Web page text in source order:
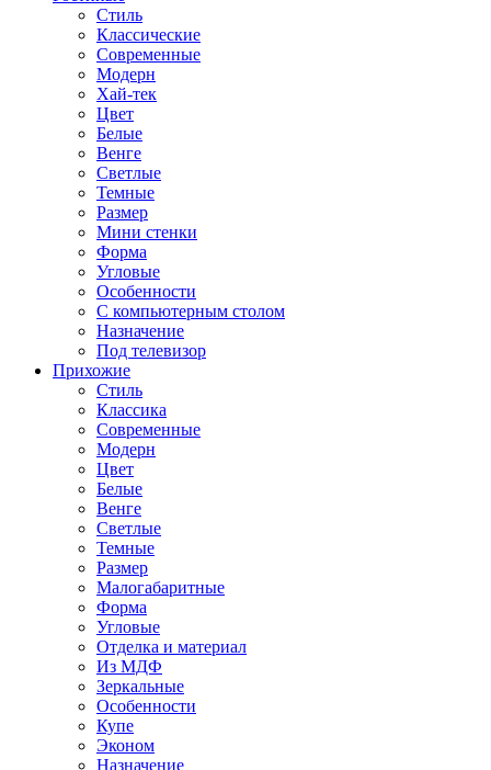
Стиль
Классические
Современные
Модерн
Хай-тек
Цвет
Белые
Венге
Светлые
Темные
Размер
Мини стенки
Форма
Угловые
Особенности
С компьютерным столом
Назначение
Под телевизор
Прихожие
Стиль
Классика
Современные
Модерн
Цвет
Белые
Венге
Светлые
Темные
Размер
Малогабаритные
Форма
Угловые
Отделка и материал
Из МДФ
Зеркальные
Особенности
Купе
Эконом
Назначение